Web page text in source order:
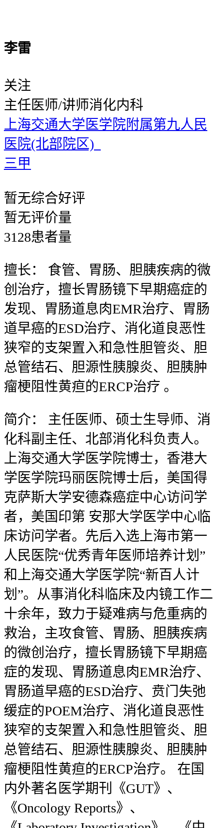
李雷
关注
主任医师/讲师消化内科
上海交通大学医学院附属第九人民
医院(北部院区)
三甲
暂无综合好评
暂无评价量
3128患者量
擅长：
食管、胃肠、胆胰疾病的微
创治疗，擅长胃肠镜下早期癌症的
发现、胃肠道息肉EMR治疗、胃肠
道早癌的ESD治疗、消化道良恶性
狭窄的支架置入和急性胆管炎、胆
总管结石、胆源性胰腺炎、胆胰肿
瘤梗阻性黄疸的ERCP治疗 。
简介：
主任医师、硕士生导师、消
化科副主任、北部消化科负责人。
上海交通大学医学院博士，香港大
学医学院玛丽医院博士后，美国得
克萨斯大学安德森癌症中心访问学
者，美国印第 安那大学医学中心临
床访问学者。先后入选上海市第一
人民医院“优秀青年医师培养计划”
和上海交通大学医学院“新百人计
划”。从事消化科临床及内镜工作二
十余年，致力于疑难病与危重病的
救治，主攻食管、胃肠、胆胰疾病
的微创治疗，擅长胃肠镜下早期癌
症的发现、胃肠道息肉EMR治疗、
胃肠道早癌的ESD治疗、贲门失弛
缓症的POEM治疗、消化道良恶性
狭窄的支架置入和急性胆管炎、胆
总管结石、胆源性胰腺炎、胆胰肿
瘤梗阻性黄疸的ERCP治疗。 在国
内外著名医学期刊《GUT》、
《Oncology Reports》、